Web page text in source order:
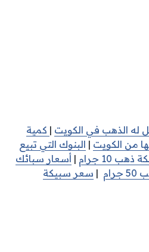
له الذهب في الكويت | كمية
من الكويت | البنوك التي تبيع
10 جرام | أسعار سبائك
| سعر سبيكة